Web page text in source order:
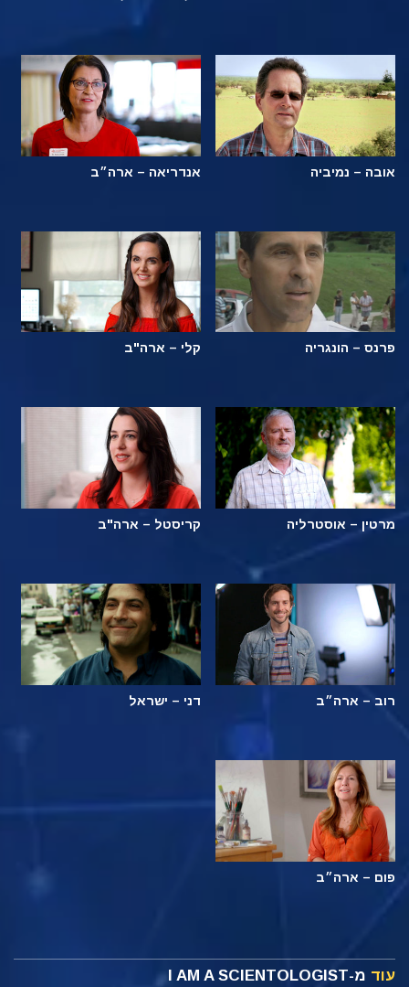
אובה – נמיביה אנדריאה – ארה״ב
פרנס – הונגריה קלי – ארה"ב
מרטין – אוסטרליה קריסטל – ארה"ב
רוב – ארה״ב דני – ישראל
פום – ארה״ב
עוד מ-I AM A SCIENTOLOGIST